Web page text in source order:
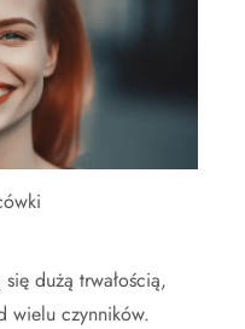
dużą trwałością,
wielu czynników.